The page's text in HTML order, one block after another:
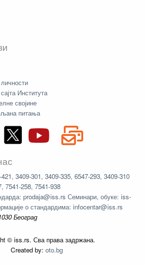
Института
својине
питања
421, 3409-301, 3409-335, 6547-293, 3409-310
7541-258, 7541-938
prodaja@iss.rs Семинари, обуке: iss-
о стандардима: infocentar@iss.rs
Београд
© iss.rs. Сва права задржана.
Created by: oto.bg